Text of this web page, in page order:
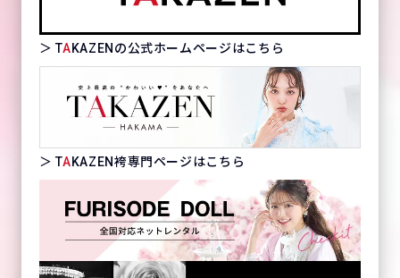
＞ TAKAZENの公式ホームページはこちら
＞ TAKAZEN袴専門ページはこちら